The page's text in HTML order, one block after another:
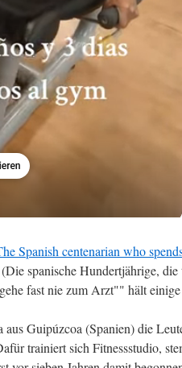
Spanish centenarian who
(Die spanische Hundertjährige,
fast nie zum Arzt"" hält
aus Guipúzcoa (Spanien) die
trainiert sich Fitnessstudio,